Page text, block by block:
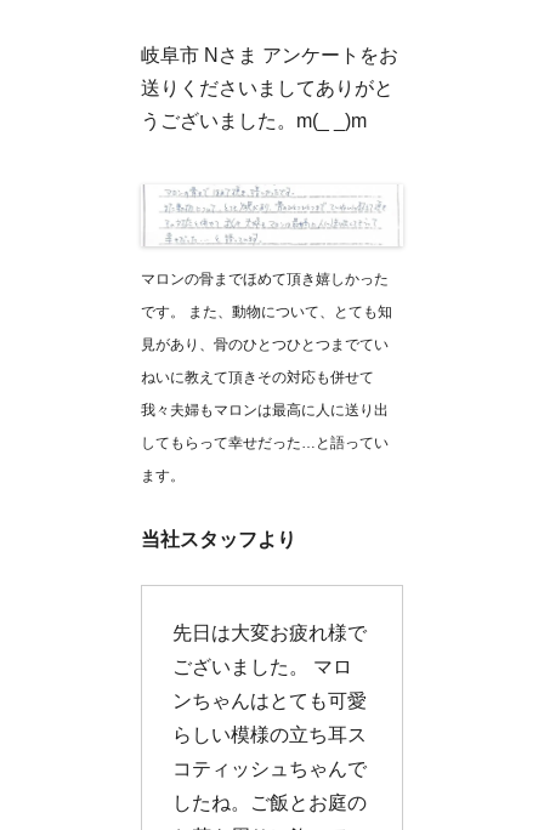
岐阜市 Nさま アンケートをお
送りくださいましてありがと
うございました。m(_ _)m
マロンの骨までほめて頂き嬉しかった
です。 また、動物について、とても知
見があり、骨のひとつひとつまでてい
ねいに教えて頂きその対応も併せて
我々夫婦もマロンは最高に人に送り出
してもらって幸せだった…と語ってい
ます。
当社スタッフより
先日は大変お疲れ様で
ございました。 マロ
ンちゃんはとても可愛
らしい模様の立ち耳ス
コティッシュちゃんで
したね。ご飯とお庭の